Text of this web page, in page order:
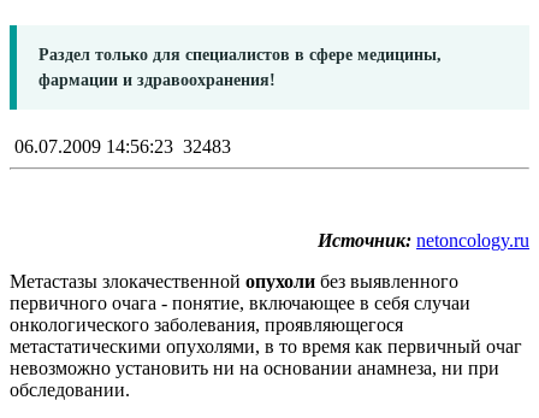
Раздел только для специалистов в сфере медицины,
фармации и здравоохранения!
06.07.2009 14:56:23 32483
Источник: netoncology.ru
Метастазы злокачественной опухоли без выявленного
первичного очага - понятие, включающее в себя случаи
онкологического заболевания, проявляющегося
метастатическими опухолями, в то время как первичный очаг
невозможно установить ни на основании анамнеза, ни при
обследовании.